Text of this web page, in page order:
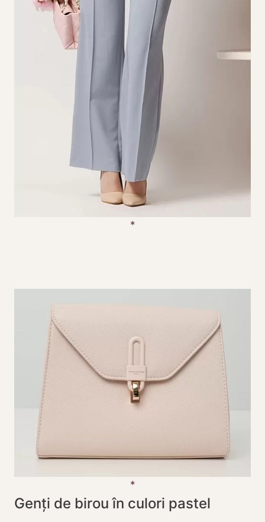
Genți de birou în culori pastel